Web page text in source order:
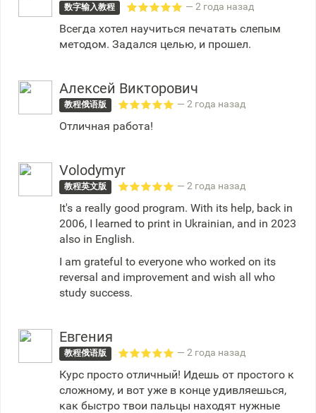
数字输入教程 — 2 года назад
Всегда хотел научиться печатать слепым
методом. Задался целью, и прошел.
Алексей Викторович
教程俄语版 — 2 года назад
Отличная работа!
Volodymyr
教程英文版 — 2 года назад
It's a really good program. With its help, back in
2006, I learned to print in Ukrainian, and in 2023
also in English.
I am grateful to everyone who worked on its
reversal and improvement and wish all who
study success.
Евгения
教程俄语版 — 2 года назад
Курс просто отличный! Идешь от простого к
сложному, и вот уже в конце удивляешься,
как быстро твои пальцы находят нужные